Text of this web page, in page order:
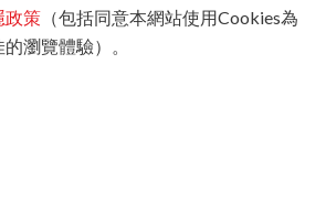
司 版權所有
政策 （包括同意本網站使用Cookies為
瀏覽體驗）。